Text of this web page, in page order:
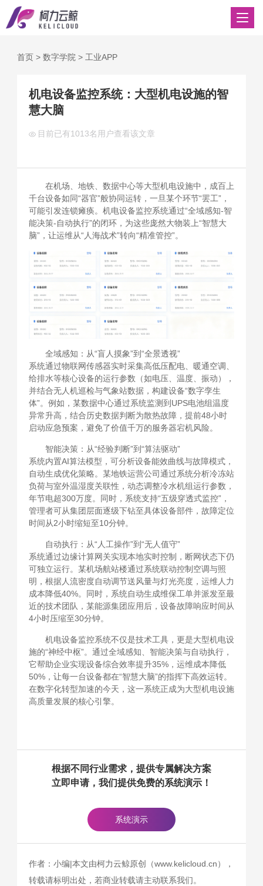
首页> 数字学院 > 工业APP
机电设备监控系统：大型机电设施的智
慧大脑
目前已有1013名用户查看该文章
在机场、地铁、数据中心等大型机电设施中，成百上
千台设备如同“器官”般协同运转，一旦某个环节“罢工”，
可能引发连锁瘫痪。机电设备监控系统通过“全域感知-智
能决策-自动执行”的闭环，为这些庞然大物装上“智慧大
脑”，让运维从“人海战术”转向“精准管控”。
全域感知：从“盲人摸象”到“全景透视”
系统通过物联网传感器实时采集高低压配电、暖通空调、
给排水等核心设备的运行参数（如电压、温度、振动），
并结合无人机巡检与气象站数据，构建设备“数字孪生
体”。例如，某数据中心通过系统监测到UPS电池组温度
异常升高，结合历史数据判断为散热故障，提前48小时
启动应急预案，避免了价值千万的服务器宕机风险。
智能决策：从“经验判断”到“算法驱动”
系统内置AI算法模型，可分析设备能效曲线与故障模式，
自动生成优化策略。某地铁运营公司通过系统分析冷冻站
负荷与室外温湿度关联性，动态调整冷水机组运行参数，
年节电超300万度。同时，系统支持“五级穿透式监控”，
管理者可从集团层面逐级下钻至具体设备部件，故障定位
时间从2小时缩短至10分钟。
自动执行：从“人工操作”到“无人值守”
系统通过边缘计算网关实现本地实时控制，断网状态下仍
可独立运行。某机场航站楼通过系统联动控制空调与照
明，根据人流密度自动调节送风量与灯光亮度，运维人力
成本降低40%。同时，系统自动生成维保工单并派发至最
近的技术团队，某能源集团应用后，设备故障响应时间从
4小时压缩至30分钟。
机电设备监控系统不仅是技术工具，更是大型机电设
施的“神经中枢”。通过全域感知、智能决策与自动执行，
它帮助企业实现设备综合效率提升35%，运维成本降低
50%，让每一台设备都在“智慧大脑”的指挥下高效运转。
在数字化转型加速的今天，这一系统正成为大型机电设施
高质量发展的核心引擎。
根据不同行业需求，提供专属解决方案
立即申请，我们提供免费的系统演示！
系统演示
作者：小编|本文由柯力云鲸原创（www.kelicloud.cn），
转载请标明出处，若商业转载请主动联系我们。